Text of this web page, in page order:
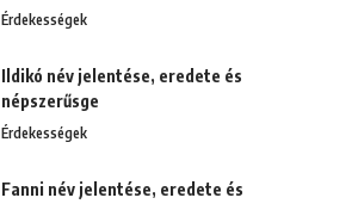
Érdekességek
Ildikó név jelentése, eredete és
népszerűsge
Érdekességek
Fanni név jelentése, eredete és